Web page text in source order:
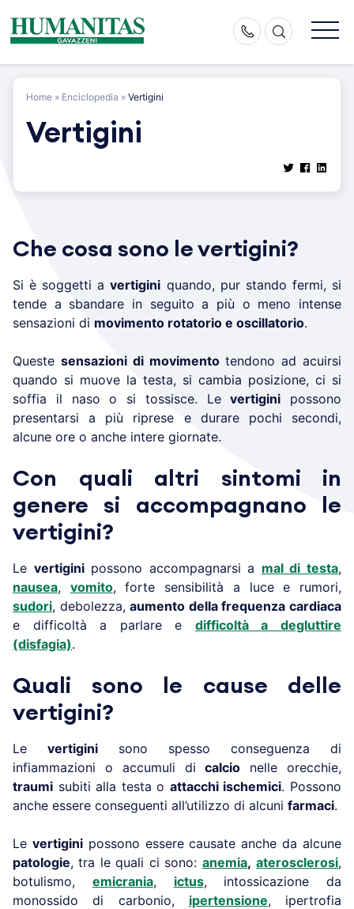
content
Home » Enciclopedia » Vertigini
Vertigini
Che cosa sono le vertigini?
Si è soggetti avertigini quando, pur stando fermi, si
tende a sbandare in seguito a più o meno intense
sensazioni di movimento rotatorio e oscillatorio.
Queste sensazioni di movimentotendono ad acuirsi
quando si muove la testa, si cambia posizione, ci si
soffia il naso o si tossisce. Levertigini possono
presentarsi a più riprese e durare pochi secondi,
alcune ore o anche intere giornate.
Con quali altri sintomi in
genere si accompagnano le
vertigini?
Le vertiginipossono accompagnarsi a mal di testa,
nausea, vomito, forte sensibilità a luce e rumori,
sudori, debolezza,aumento della frequenza cardiaca
e difficoltà a parlare e difficoltà a degluttire
(disfagia).
Quali sono le cause delle
vertigini?
Le vertigini sono spesso conseguenza di
infiammazioni o accumuli dicalcio nelle orecchie,
traumi subiti alla testa o attacchi ischemici. Possono
anche essere conseguenti all’utilizzo di alcuni farmaci.
Le vertiginipossono essere causate anche da alcune
patologie, tra le quali ci sono: anemia, aterosclerosi,
botulismo, emicrania, ictus, intossicazione da
monossido di carbonio, ipertensione, ipertrofia